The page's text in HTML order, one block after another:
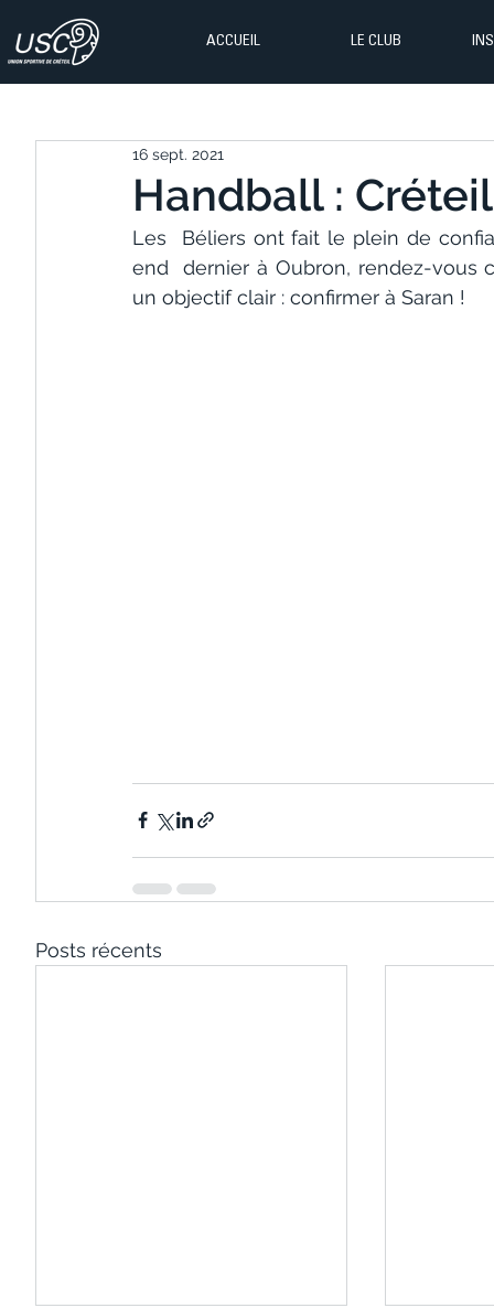
ACCUEIL LE CLUB
Handball :
16 sept. 2021
Les  Béliers ont fait le plein de
end  dernier à Oubron, rendez-vous
un objectif clair : confirmer à Saran !
Posts récents